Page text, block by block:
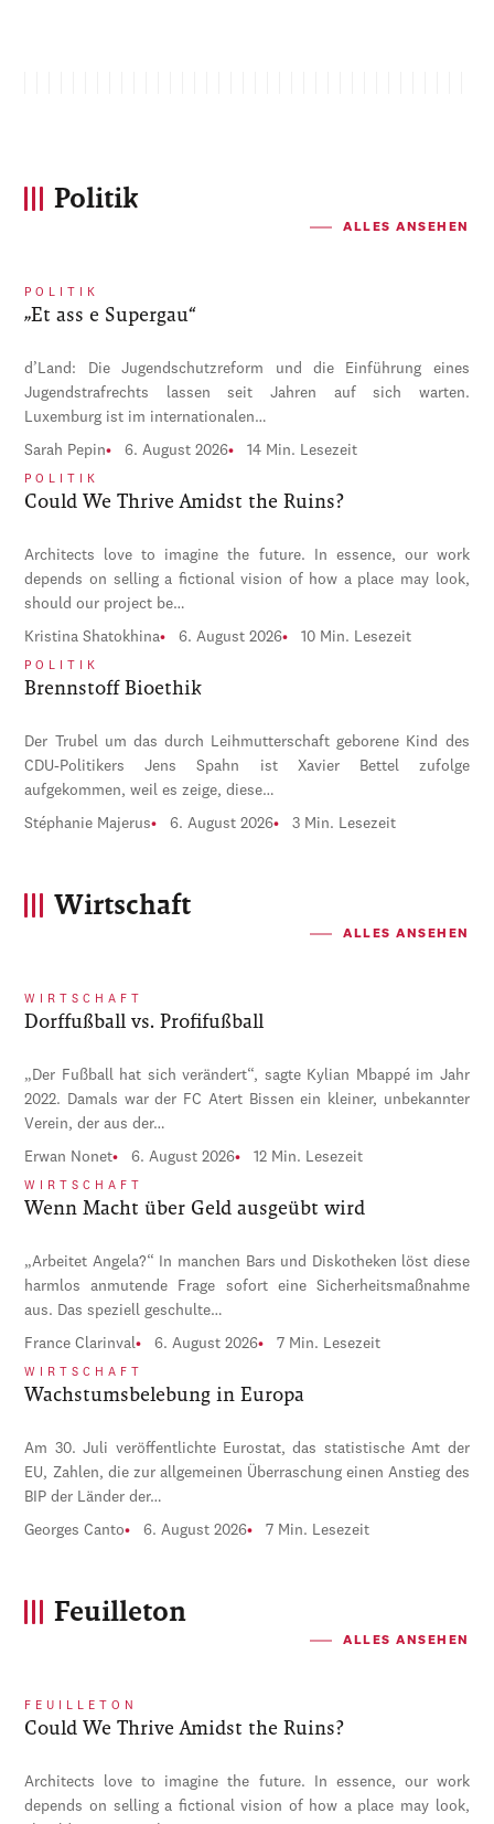
Politik
ALLES ANSEHEN
POLITIK
„Et ass e Supergau“
d’Land: Die Jugendschutzreform und die Einführung eines
Jugendstrafrechts lassen seit Jahren auf sich warten.
Luxemburg ist im internationalen…
Sarah Pepin 6. August 2026 14 Min. Lesezeit
POLITIK
Could We Thrive Amidst the Ruins?
Architects love to imagine the future. In essence, our work
depends on selling a fictional vision of how a place may look,
should our project be…
Kristina Shatokhina 6. August 2026 10 Min. Lesezeit
POLITIK
Brennstoff Bioethik
Der Trubel um das durch Leihmutterschaft geborene Kind des
CDU-Politikers Jens Spahn ist Xavier Bettel zufolge
aufgekommen, weil es zeige, diese…
Stéphanie Majerus 6. August 2026 3 Min. Lesezeit
Wirtschaft
ALLES ANSEHEN
WIRTSCHAFT
Dorffußball vs. Profifußball
„Der Fußball hat sich verändert“, sagte Kylian Mbappé im Jahr
2022. Damals war der FC Atert Bissen ein kleiner, unbekannter
Verein, der aus der…
Erwan Nonet 6. August 2026 12 Min. Lesezeit
WIRTSCHAFT
Wenn Macht über Geld ausgeübt wird
„Arbeitet Angela?“ In manchen Bars und Diskotheken löst diese
harmlos anmutende Frage sofort eine Sicherheitsmaßnahme
aus. Das speziell geschulte…
France Clarinval 6. August 2026 7 Min. Lesezeit
WIRTSCHAFT
Wachstumsbelebung in Europa
Am 30. Juli veröffentlichte Eurostat, das statistische Amt der
EU, Zahlen, die zur allgemeinen Überraschung einen Anstieg des
BIP der Länder der…
Georges Canto 6. August 2026 7 Min. Lesezeit
Feuilleton
ALLES ANSEHEN
FEUILLETON
Could We Thrive Amidst the Ruins?
Architects love to imagine the future. In essence, our work
depends on selling a fictional vision of how a place may look,